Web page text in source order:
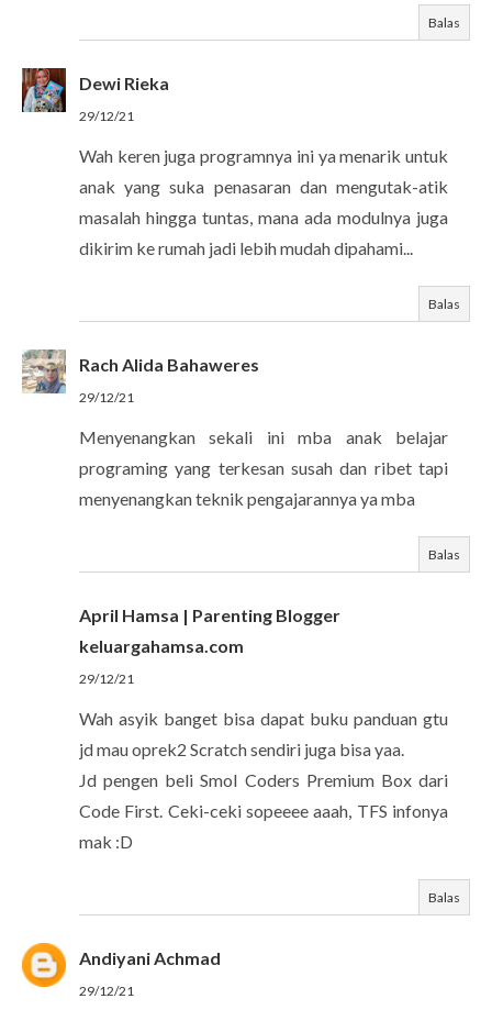
Balas
Dewi Rieka
29/12/21
Wah keren juga programnya ini ya menarik untuk
anak yang suka penasaran dan mengutak-atik
masalah hingga tuntas, mana ada modulnya juga
dikirim ke rumah jadi lebih mudah dipahami...
Balas
Rach Alida Bahaweres
29/12/21
Menyenangkan sekali ini mba anak belajar
programing yang terkesan susah dan ribet tapi
menyenangkan teknik pengajarannya ya mba
Balas
April Hamsa | Parenting Blogger
keluargahamsa.com
29/12/21
Wah asyik banget bisa dapat buku panduan gtu
jd mau oprek2 Scratch sendiri juga bisa yaa.
Jd pengen beli Smol Coders Premium Box dari
Code First. Ceki-ceki sopeeee aaah, TFS infonya
mak :D
Balas
Andiyani Achmad
29/12/21